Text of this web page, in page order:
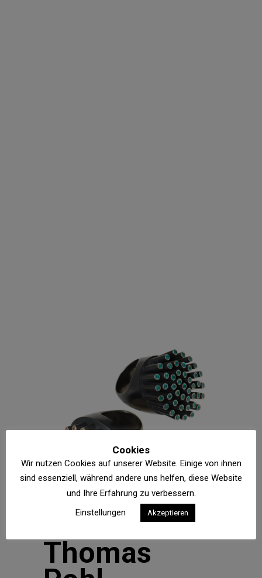
Cookies
Wir nutzen Cookies auf unserer Website. Einige von ihnen
sind essenziell, während andere uns helfen, diese Website
und Ihre Erfahrung zu verbessern.
Einstellungen
Akzeptieren